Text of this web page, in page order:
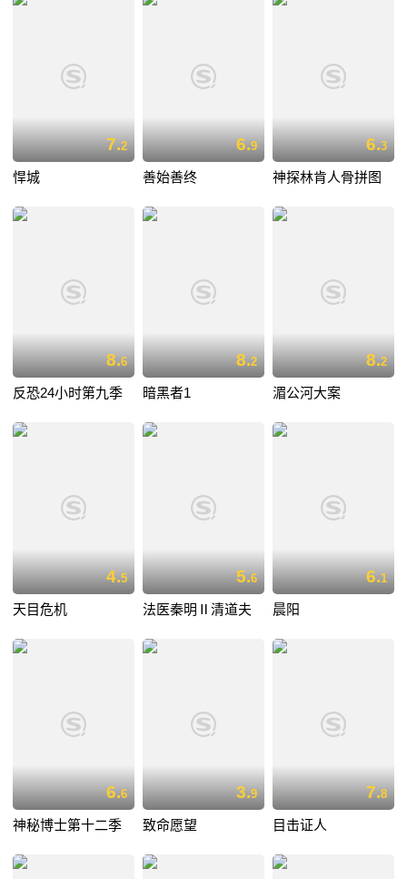
7.2
悍城
6.9
善始善终
6.3
神探林肯人骨拼图
8.6
反恐24小时第九季
8.2
暗黑者1
8.2
湄公河大案
4.5
天目危机
5.6
法医秦明Ⅱ清道夫
6.1
晨阳
6.6
神秘博士第十二季
3.9
致命愿望
7.8
目击证人